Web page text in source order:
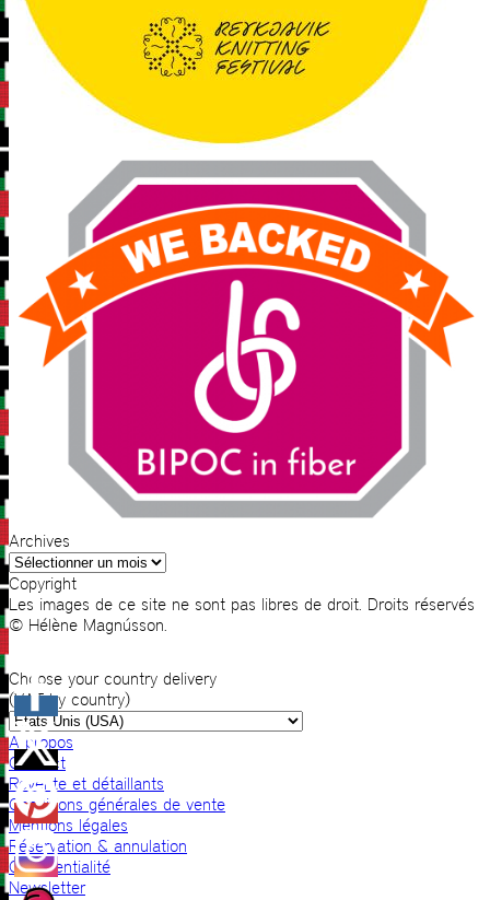
Archives
Archives
Copyright
Les images de ce site ne sont pas libres de droit. Droits réservés
© Hélène Magnússon.
Choose your country delivery
(VAT by country)
A propos
Contact
Revente et détaillants
Conditions générales de vente
Mentions légales
Réservation & annulation
Confidentialité
Newsletter